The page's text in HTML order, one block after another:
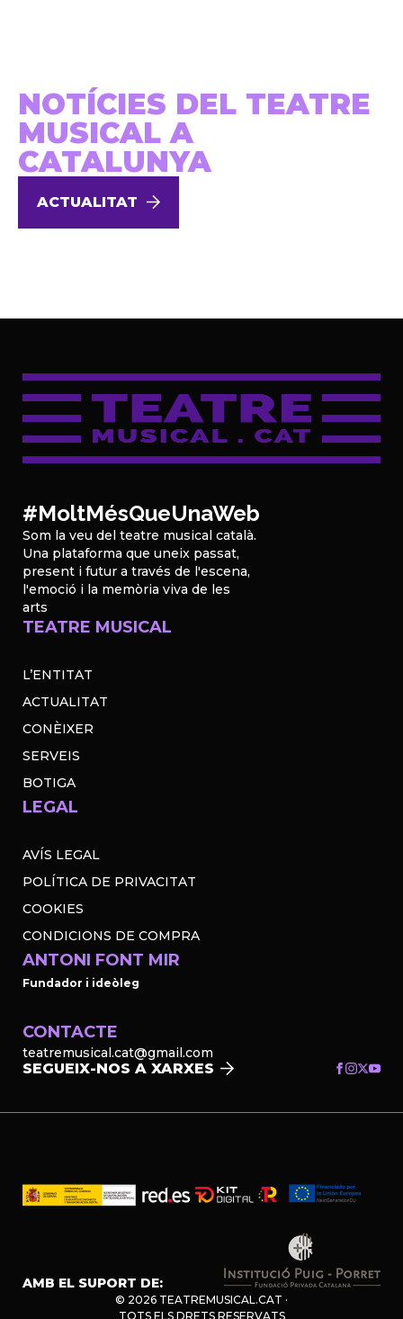
NOTÍCIES DEL TEATRE
MUSICAL A
CATALUNYA
ACTUALITAT
#MoltMésQueUnaWeb
Som la veu del teatre musical català.
Una plataforma que uneix passat,
present i futur a través de l'escena,
l'emoció i la memòria viva de les
arts
TEATRE MUSICAL
L’ENTITAT
ACTUALITAT
CONÈIXER
SERVEIS
BOTIGA
LEGAL
AVÍS LEGAL
POLÍTICA DE PRIVACITAT
COOKIES
CONDICIONS DE COMPRA
ANTONI FONT MIR
Fundador i ideòleg
CONTACTE
teatremusical.cat@gmail.com
SEGUEIX-NOS A XARXES
AMB EL SUPORT DE:
© 2026 TEATREMUSICAL.CAT ·
TOTS ELS DRETS RESERVATS